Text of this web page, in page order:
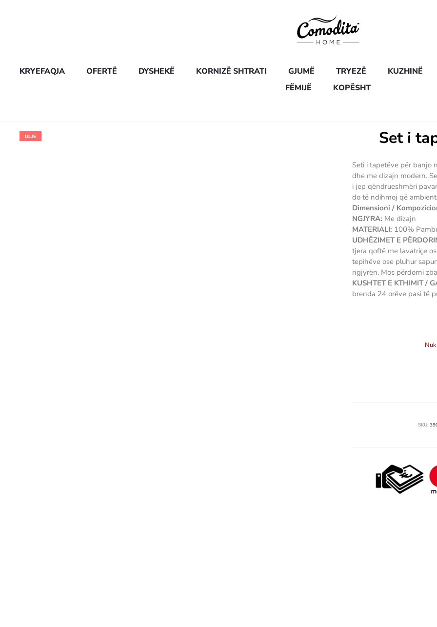
KRYEFAQJA OFERTË DYSHEKË KORNIZË SHTRATI GJUMË TRYEZË
KUZHINË
FËMIJË
KOPËSHT
ULJE Set i
Seti i tapetëve për banjo
dhe me dizajn modern.
i jep qëndrueshmëri
do të ndihmoj që
Dimensioni /
NGJYRA: Me dizajn
MATERIALI: 100%
UDHËZIMET E
tjera qoftë me lavatriçe
tepihëve ose pluhur
ngjyrën. Mos përdorni
KUSHTET E KTHIMIT /
brenda 24 orëve pasi të
SKU: